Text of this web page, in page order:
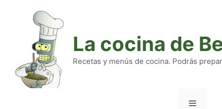
La cocina de
Recetas y menús de cocina. Podrás